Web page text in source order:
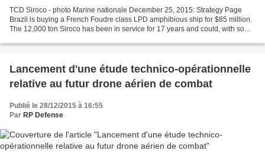
TCD Siroco - photo Marine nationale December 25, 2015: Strategy Page
Brazil is buying a French Foudre class LPD amphibious ship for $85 million.
The 12,000 ton Siroco has been in service for 17 years and could, with some
Lancement d'une étude technico-opérationnelle
relative au futur drone aérien de combat
Publié le 28/12/2015 à 16:55
Par RP Defense